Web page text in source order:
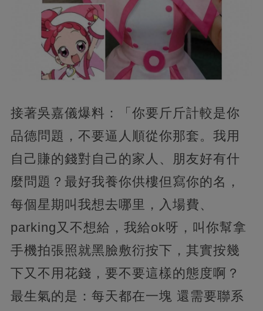
接著吳嘉儀爆料：「你要斤斤計較是你
品德問題， 不要逼人順從你那套。我用
自己賺的錢對自己的家人、朋友好有什
麼問題？最好我養你供樓但寫你的名，
每個星期叫我想去哪里，入場費、
parking又不想給，我給ok呀，叫你幫拿
手機拍張照就黑臉敷衍按下， 其實按幾
下又不用花錢，要不要這樣的態度啊？
最生氣的是：每天都在一塊 還需要聯系